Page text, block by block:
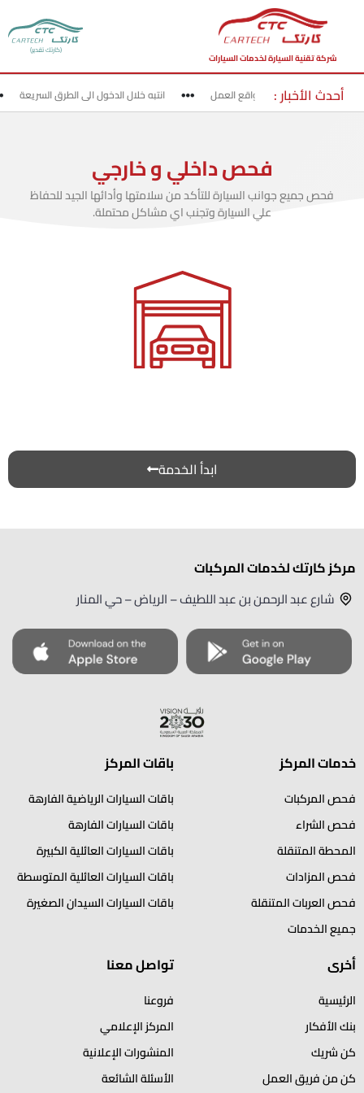
شركة تقنية السيارة لخدمات السيارات
(كارتك تقدير)
أحدث الأخبار :
قد بحذر في مناطق مواقع العمل انتبه خلال الدخول الى الطرق السريعة
فحص داخلي و خارجي
فحص جميع جوانب السيارة للتأكد من سلامتها وأدائها الجيد للحفاظ
علي السيارة وتجنب اي مشاكل محتملة.
ابدأ الخدمة
مركز كارتك لخدمات المركبات
شارع عبد الرحمن بن عبد اللطيف – الرياض – حي المنار
خدمات المركز
فحص المركبات
فحص الشراء
المحطة المتنقلة
فحص المزادات
فحص العربات المتنقلة
جميع الخدمات
باقات المركز
باقات السيارات الرياضية الفارهة
باقات السيارات الفارهة
باقات السيارات العائلية الكبيرة
باقات السيارات العائلية المتوسطة
باقات السيارات السيدان الصغيرة
أخرى
الرئيسية
بنك الأفكار
كن شريك
كن من فريق العمل
تواصل معنا
فروعنا
المركز الإعلامي
المنشورات الإعلانية
الأسئلة الشائعة